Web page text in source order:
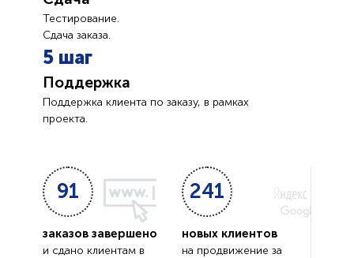
Тестирование.
Сдача заказа.
5 шаг
Поддержка
Поддержка клиента по заказу, в рамках
проекта.
91
заказов завершено
и сдано клиентам в
241
новых клиентов
на продвижение за